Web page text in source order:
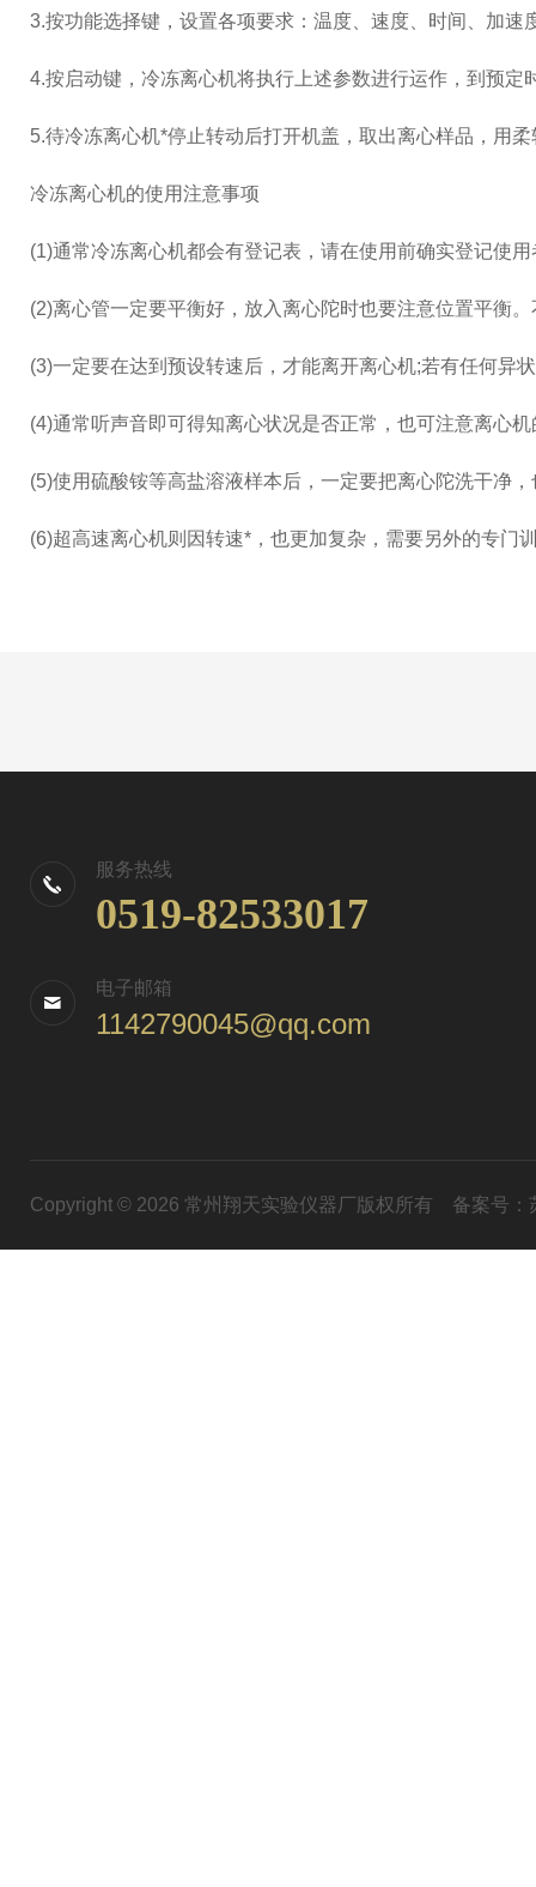
3.按功能选择键，设置各项要求：温度、速度、时间、加
4.按启动键，冷冻离心机将执行上述参数进行运作，到预定
5.待冷冻离心机*停止转动后打开机盖，取出离心样品，用
冷冻离心机的使用注意事项
(1)通常冷冻离心机都会有登记表，请在使用前确实登记使
(2)离心管一定要平衡好，放入离心陀时也要注意位置平衡
(3)一定要在达到预设转速后，才能离开离心机;若有任何异
(4)通常听声音即可得知离心状况是否正常，也可注意离心
(5)使用硫酸铵等高盐溶液样本后，一定要把离心陀洗干净
(6)超高速离心机则因转速*，也更加复杂，需要另外的专门
服务热线
0519-82533017
电子邮箱
1142790045@qq.com
Copyright © 2026 常州翔天实验仪器厂版权所有 备案号：